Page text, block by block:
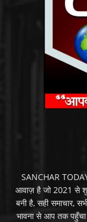
SANCHAR
आवाज़ है जो 2021 से
बनी है, सही समाचार,
भावना से आप तक पहुँचा